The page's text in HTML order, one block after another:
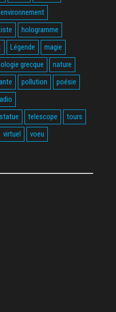
environnement
hologramme
Légende
magie
grecque
nature
pollution
poésie
statue telescope
tours
virtuel voeu